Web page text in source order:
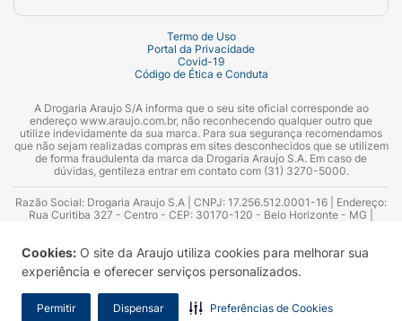
Cookies: O site da Araujo utiliza cookies para melhorar sua
experiência e oferecer serviços personalizados.
Permitir Dispensar Preferências de Cookies
Termo de Uso
Portal da Privacidade
Covid-19
Código de Ética e Conduta
A Drogaria Araujo S/A informa que o seu site oficial corresponde ao
endereço www.araujo.com.br, não reconhecendo qualquer outro que
utilize indevidamente da sua marca. Para sua segurança recomendamos
que não sejam realizadas compras em sites desconhecidos que se utilizem
de forma fraudulenta da marca da Drogaria Araujo S.A. Em caso de
dúvidas, gentileza entrar em contato com (31) 3270-5000.
Razão Social: Drogaria Araujo S.A | CNPJ: 17.256.512.0001-16 | Endereço:
Rua Curitiba 327 - Centro - CEP: 30170-120 - Belo Horizonte - MG |
Azevedo Guimarães – CRF 10.965 | Yasmin Silva Alvarenga – CRF 52.584 -
Consultor substituto: Thiago Aguiar Pinheiro - CRF Nº 13.748. Alvará
Sanitário: 2025020713 | Autorização de Funcionamento da Empresa (AFE):